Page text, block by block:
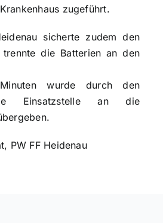
zugeführt.
sicherte zudem den
trennte die Batterien an den
wurde durch den
Einsatzstelle an die
PW FF Heidenau